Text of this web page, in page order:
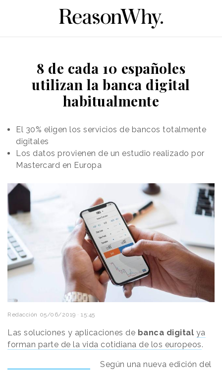
8 de cada 10 españoles
utilizan la banca digital
habitualmente
El 30% eligen los servicios de bancos totalmente
digitales
Los datos provienen de un estudio realizado por
Mastercard en Europa
Redacción 05/06/2019 · 15:45
Las soluciones y aplicaciones de banca digital ya
forman parte de la vida cotidiana de los europeos.
Según una nueva edición del